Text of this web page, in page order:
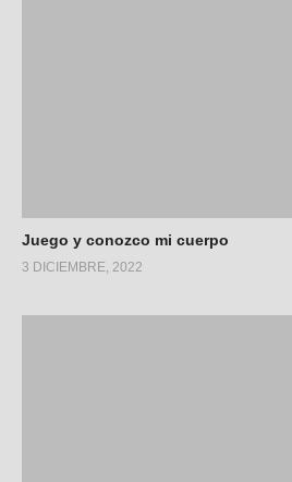
Juego y conozco mi cuerpo
3 DICIEMBRE, 2022